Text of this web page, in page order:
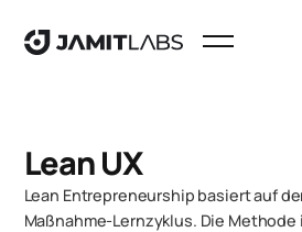
Lean UX
Lean Entrepreneurship basiert auf
Maßnahme-Lernzyklus. Die